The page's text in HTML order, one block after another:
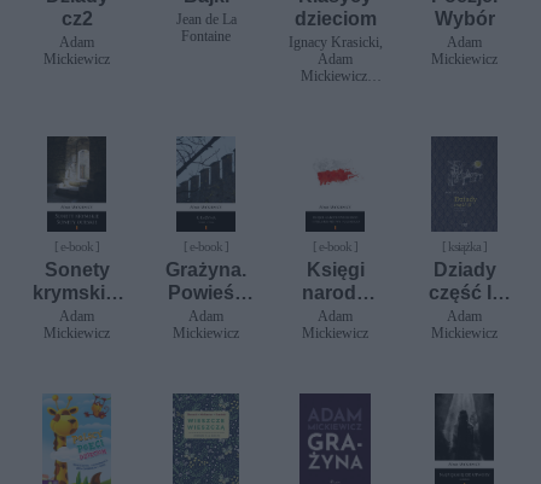
cz2
Adam
Mickiewicz
Jean de La
Fontaine
dzieciom
Ignacy Krasicki,
Adam
Mickiewicz,
Jachowicz,
Kraszewski,
Maria
Konopnicka
Wybór
Adam
Mickiewicz
[ e-book ]
Sonety
krymskie.
Sonety
odeskie
Adam
Mickiewicz
[ e-book ]
Grażyna.
Powieść
litewska
Adam
Mickiewicz
[ e-book ]
Księgi
narodu
polskiego
i
Adam
Mickiewicz
[ książka ]
Dziady
część II.
Lektura z
opracowa
Adam
Mickiewicz